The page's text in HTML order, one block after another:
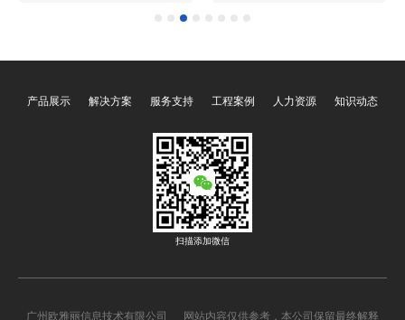
与公共空间的主流选择，凭
效果呈现，成为提升空间质
主机直接控制DMX512灯
光，相较于传统独立控制模
式，能大幅简化操作流程、
提升管控效率、优化使用体
验，成为现代会议室与展厅
便捷性体现在操作、管理、
活编程，实现多设备的集中
于政企单位、高校、会展中
系统相比，其核心优势在
于“可编程性”，可根据不同
会议场景定制控制逻辑，而
拉杆与推子的加入，进一步
优化了人机交互体验，让非
光、音量的精细调控，无需
产品展示 解决方案 服务支持 工程案例 人力资源 知识动态
扫描添加微信
广州欧雅丽信息技术有限公司 网站内容仅供参考，本公司保留最终解释